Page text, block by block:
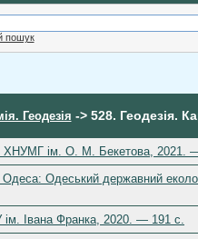
пошук
Геодезія -> 528. Геодезія.
: ХНУМГ ім. О. М. Бекетова, 2021.
Одеський державний
Івана Франка, 2020. — 191 с.